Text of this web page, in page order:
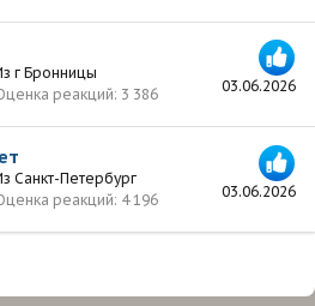
03.06.2026
г Бронницы
реакций 3 386
03.06.2026
Санкт-Петербург
реакций 4 196